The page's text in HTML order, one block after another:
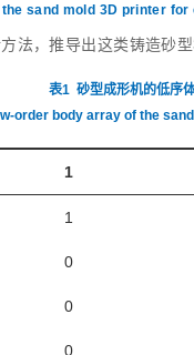
sand mold 3D printer for
法，推导出这类铸造砂
表1 砂型成形机的低序
body array of the
1
1
0
0
0